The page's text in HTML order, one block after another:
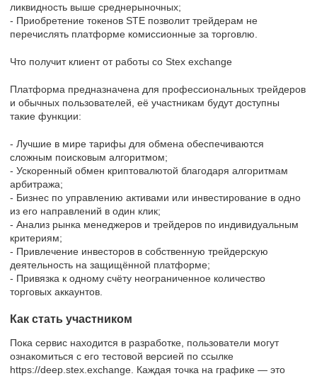
ликвидность выше среднерыночных;
- Приобретение токенов STE позволит трейдерам не
перечислять платформе комиссионные за торговлю.
Что получит клиент от работы со Stex exchange
Платформа предназначена для профессиональных трейдеров
и обычных пользователей, её участникам будут доступны
такие функции:
- Лучшие в мире тарифы для обмена обеспечиваются
сложным поисковым алгоритмом;
- Ускоренный обмен криптовалютой благодаря алгоритмам
арбитража;
- Бизнес по управлению активами или инвестирование в одно
из его направлений в один клик;
- Анализ рынка менеджеров и трейдеров по индивидуальным
критериям;
- Привлечение инвесторов в собственную трейдерскую
деятельность на защищённой платформе;
- Привязка к одному счёту неограниченное количество
торговых аккаунтов.
Как стать участником
Пока сервис находится в разработке, пользователи могут
ознакомиться с его тестовой версией по ссылке
https://deep.stex.exchange. Каждая точка на графике — это